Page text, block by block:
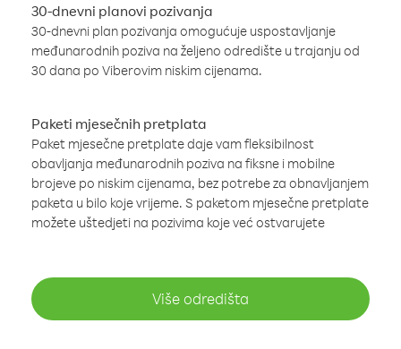
30-dnevni planovi pozivanja
30-dnevni plan pozivanja omogućuje uspostavljanje
međunarodnih poziva na željeno odredište u trajanju od
30 dana po Viberovim niskim cijenama.
Paketi mjesečnih pretplata
Paket mjesečne pretplate daje vam fleksibilnost
obavljanja međunarodnih poziva na fiksne i mobilne
brojeve po niskim cijenama, bez potrebe za obnavljanjem
paketa u bilo koje vrijeme. S paketom mjesečne pretplate
možete uštedjeti na pozivima koje već ostvarujete
Više odredišta